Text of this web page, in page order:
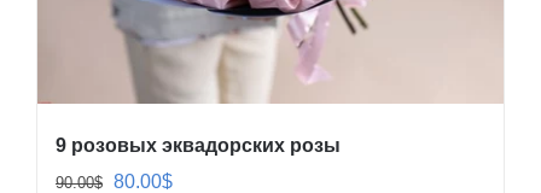
9 розовых эквадорских розы
90.00$ Первоначальная
80.00$Текущая